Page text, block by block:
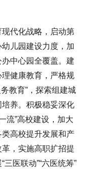
代化战略，启动第
儿园建设力度，加
中心园全覆盖。建
健康教育，严格规
教育”，探索组建城
养。积极稳妥深化
流”高校建设，加大
高校提升发展和产
，实施高职扩招提
医联动”“六医统筹”